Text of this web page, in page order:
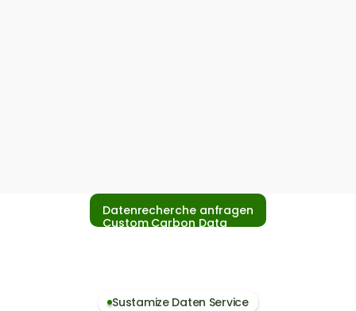
Datenrecherche anfragen
Custom Carbon Data
Sustamize Daten Service